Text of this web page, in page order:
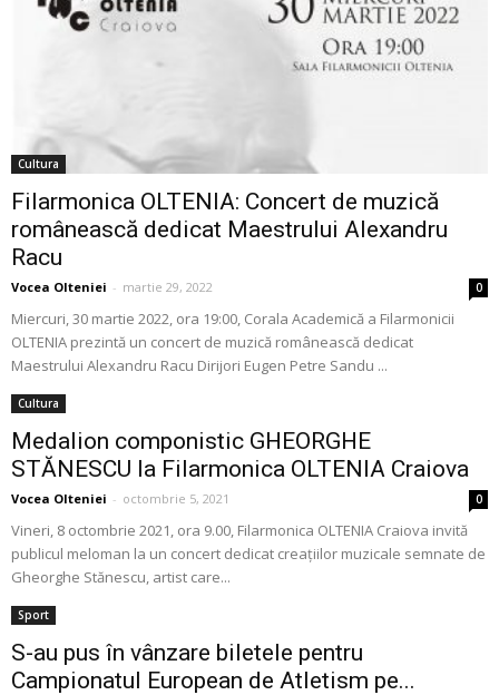
Cultura
Filarmonica OLTENIA: Concert de muzică
românească dedicat Maestrului Alexandru
Racu
Vocea Olteniei - martie 29, 2022 0
Miercuri, 30 martie 2022, ora 19:00, Corala Academică a Filarmonicii
OLTENIA prezintă un concert de muzică românească dedicat
Maestrului Alexandru Racu Dirijori Eugen Petre Sandu ...
Cultura
Medalion componistic GHEORGHE
STĂNESCU la Filarmonica OLTENIA Craiova
Vocea Olteniei - octombrie 5, 2021 0
Vineri, 8 octombrie 2021, ora 9.00, Filarmonica OLTENIA Craiova invită
publicul meloman la un concert dedicat creaţiilor muzicale semnate de
Gheorghe Stănescu, artist care...
Sport
S-au pus în vânzare biletele pentru
Campionatul European de Atletism pe...